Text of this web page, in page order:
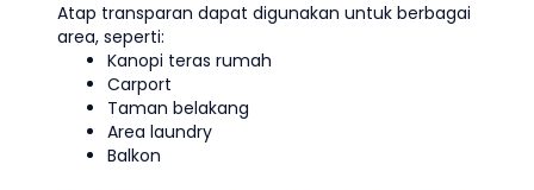
Atap transparan dapat digunakan untuk berbagai
area, seperti:
Kanopi teras rumah
Carport
Taman belakang
Area laundry
Balkon